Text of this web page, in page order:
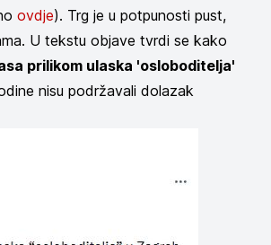
ovdje). Trg je u potpunosti pust,
U tekstu objave tvrdi se kako
prilikom ulaska 'osloboditelja'
nisu podržavali dolazak